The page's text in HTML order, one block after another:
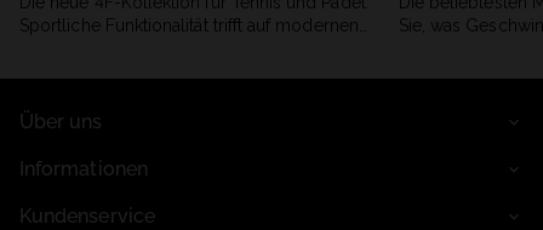
Sportliche Funktionalität trifft auf modernen
Sie, was
Über uns
Informationen
Kundenservice